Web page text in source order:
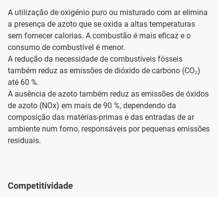
A utilização de oxigénio puro ou misturado com ar elimina
a presença de azoto que se oxida a altas temperaturas
sem fornecer calorias. A combustão é mais eficaz e o
consumo de combustível é menor.
A redução da necessidade de combustíveis fósseis
também reduz as emissões de dióxido de carbono (CO₂)
até 60 %.
A ausência de azoto também reduz as emissões de óxidos
de azoto (NOx) em mais de 90 %, dependendo da
composição das matérias-primas e das entradas de ar
ambiente num forno, responsáveis por pequenas emissões
residuais.
Competitividade